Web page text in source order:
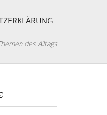
des Alltags